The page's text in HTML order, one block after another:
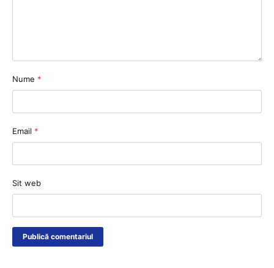
Nume *
Email *
Sit web